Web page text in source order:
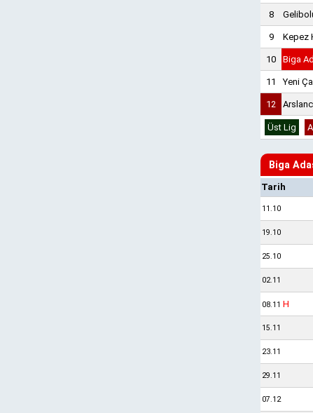
8
9 Kepez
10 Biga
11 Yeni
12
Üst Lig
Biga
Tarih
11.10
19.10
25.10
02.11
08.11 H
15.11
23.11
29.11
07.12